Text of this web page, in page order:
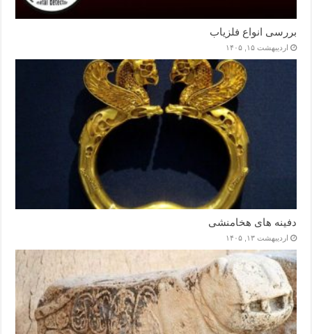
بررسی انواع فلزیاب
اردیبهشت ۱۵, ۱۴۰۵
دفینه های هخامنشی
اردیبهشت ۱۳, ۱۴۰۵